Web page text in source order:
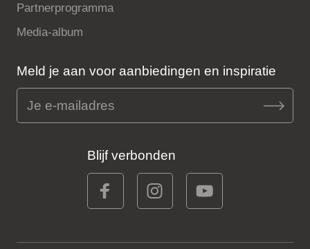
Partnerprogramma
Media-album
Meld je aan voor aanbiedingen en inspiratie
Blijf verbonden